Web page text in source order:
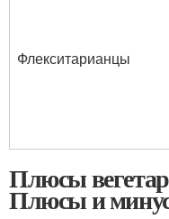
Флекситарианцы
Плюсы
Плюсы и